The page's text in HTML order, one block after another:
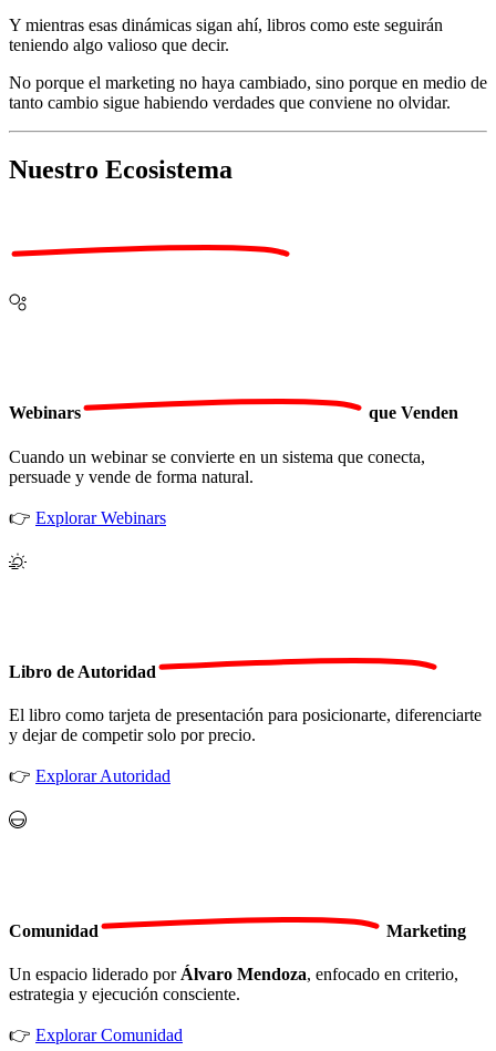
Y mientras esas dinámicas sigan ahí, libros como este seguirán
teniendo algo valioso que decir.
No porque el marketing no haya cambiado, sino porque en medio de
tanto cambio sigue habiendo verdades que conviene no olvidar.
Nuestro Ecosistema
Webinars que Venden
Cuando un webinar se convierte en un sistema que conecta,
persuade y vende de forma natural.
👉 Explorar Webinars
Libro de Autoridad
El libro como tarjeta de presentación para posicionarte, diferenciarte
y dejar de competir solo por precio.
👉 Explorar Autoridad
Comunidad Marketing
Un espacio liderado por Álvaro Mendoza, enfocado en criterio,
estrategia y ejecución consciente.
👉 Explorar Comunidad